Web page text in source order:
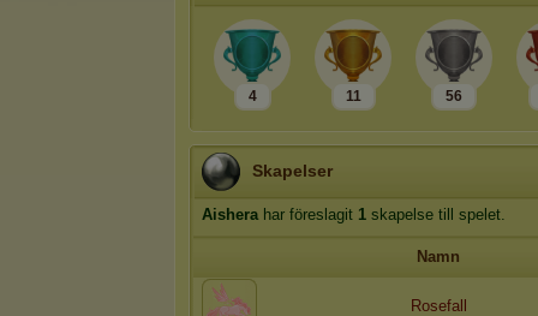
4 11 56
Skapelser
Aisherahar föreslagit 1 skapelse till spelet.
Namn
Rosefall